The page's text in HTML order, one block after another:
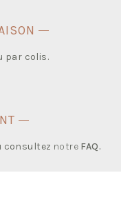
par colis.
consultez notre FAQ.